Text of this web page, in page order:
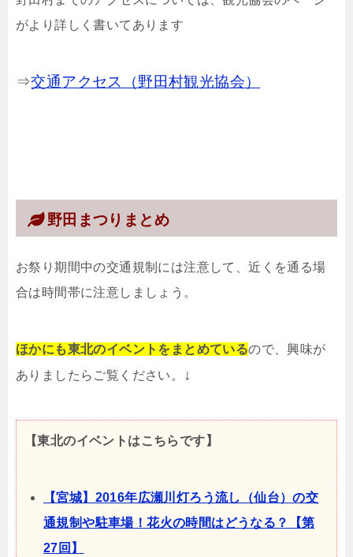
がより詳しく書いてあります
⇒交通アクセス（野田村観光協会）
野田まつりまとめ
お祭り期間中の交通規制には注意して、近くを通る場
合は時間帯に注意しましょう。
ほかにも東北のイベントをまとめているので、興味が
ありましたらご覧ください。
↓
【東北のイベントはこちらです】
【宮城】2016年広瀬川灯ろう流し（仙台）の交
通規制や駐車場！花火の時間はどうなる？【第
27回】